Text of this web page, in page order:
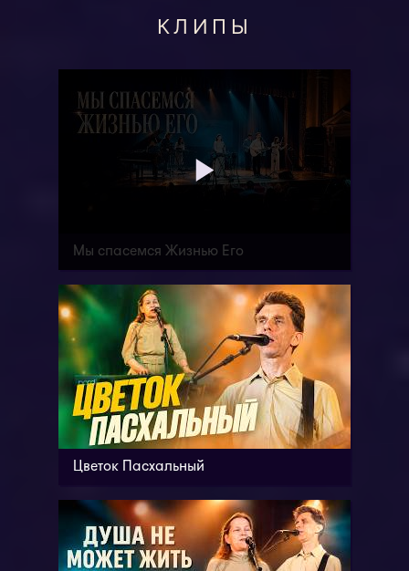
КЛИПЫ
Мы спасемся Жизнью Его
Цветок Пасхальный